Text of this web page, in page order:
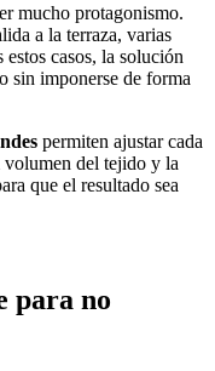
mucho protagonismo.
a la terraza, varias
casos, la solución
sin imponerse de forma
permiten ajustar cada
volumen del tejido y la
que el resultado sea
para no